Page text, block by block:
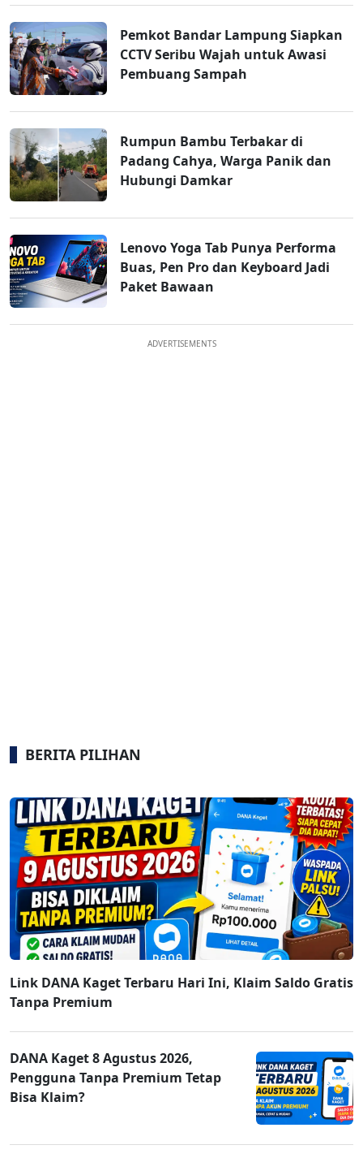
Pemkot Bandar Lampung Siapkan
CCTV Seribu Wajah untuk Awasi
Pembuang Sampah
Rumpun Bambu Terbakar di
Padang Cahya, Warga Panik dan
Hubungi Damkar
Lenovo Yoga Tab Punya Performa
Buas, Pen Pro dan Keyboard Jadi
Paket Bawaan
ADVERTISEMENTS
BERITA PILIHAN
Link DANA Kaget Terbaru Hari Ini, Klaim Saldo Gratis
Tanpa Premium
DANA Kaget 8 Agustus 2026,
Pengguna Tanpa Premium Tetap
Bisa Klaim?